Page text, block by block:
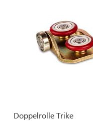
Doppelrolle Trike